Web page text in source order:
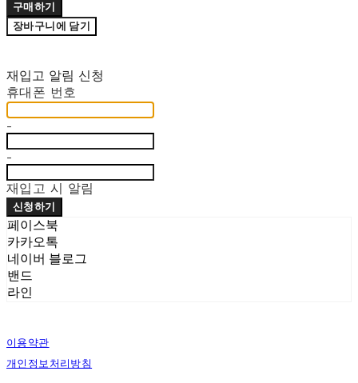
구매하기
장바구니에 담기
재입고 알림 신청
휴대폰 번호
-
-
재입고 시 알림
신청하기
페이스북
카카오톡
네이버 블로그
밴드
라인
이용약관
개인정보처리방침